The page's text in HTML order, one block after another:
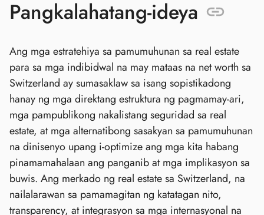
Pangkalahatang-ideya
Ang mga estratehiya sa pamumuhunan sa real estate
para sa mga indibidwal na may mataas na net worth sa
Switzerland ay sumasaklaw sa isang sopistikadong
hanay ng mga direktang estruktura ng pagmamay-ari,
mga pampublikong nakalistang seguridad sa real
estate, at mga alternatibong sasakyan sa pamumuhunan
na dinisenyo upang i-optimize ang mga kita habang
pinamamahalaan ang panganib at mga implikasyon sa
buwis. Ang merkado ng real estate sa Switzerland, na
nailalarawan sa pamamagitan ng katatagan nito,
transparency, at integrasyon sa mga internasyonal na